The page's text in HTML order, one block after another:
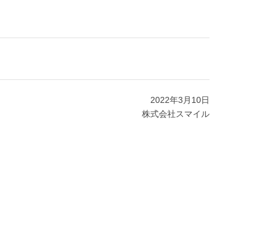
2022年3月10日
株式会社スマイル